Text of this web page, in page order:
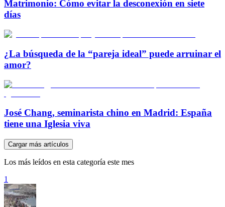
Matrimonio: Cómo evitar la desconexión en siete
días
¿La búsqueda de la “pareja ideal” puede arruinar el
amor?
José Chang, seminarista chino en Madrid: España
tiene una Iglesia viva
Cargar más artículos
Los más leídos en esta categoría este mes
1